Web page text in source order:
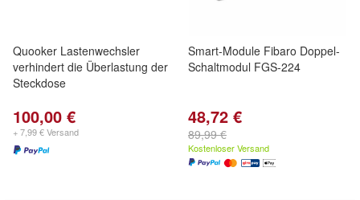
Quooker Lastenwechsler
verhindert die Überlastung der
Steckdose
100,00 €
+ 7,99 € Versand
Smart-Module Fibaro Doppel-
Schaltmodul FGS-224
48,72 €
89,99 €
Kostenloser Versand